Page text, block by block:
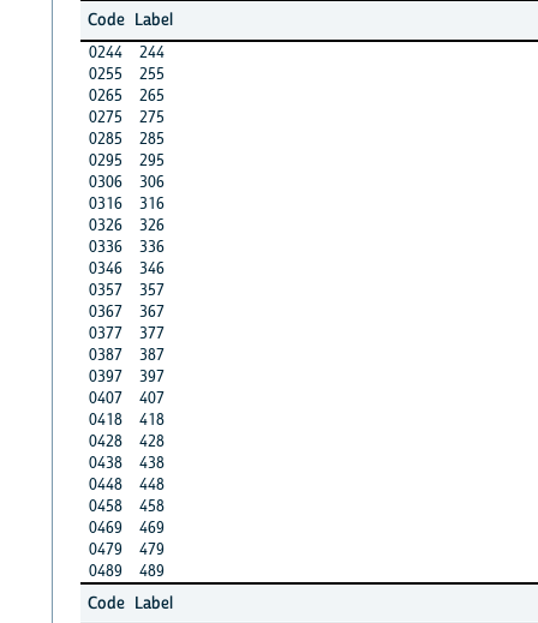
Code Label
0244
244
0255
255
0265
265
0275
275
0285
285
0295
295
0306
306
0316
316
0326
326
0336
336
0346
346
0357
357
0367
367
0377
377
0387
387
0397
397
0407
407
0418
418
0428
428
0438
438
0448
448
0458
458
0469
469
0479
479
0489
489
Code Label